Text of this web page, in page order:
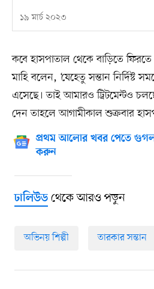
১৯ মার্চ ২০২৩
কবে হাসপাতাল থেকে বাড়িতে
মাহি বলেন, ‘যেহেতু সন্তান নির্দিষ্ট
এসেছে। তাই আমারও ট্রিটমেন্টও
দেন তাহলে আগামীকাল শুক্রবার
প্রথম আলোর খবর পেতে
করুন
ঢালিউডথেকে আরও পড়ুন
অভিনয় শিল্পী তারকার সন্তান